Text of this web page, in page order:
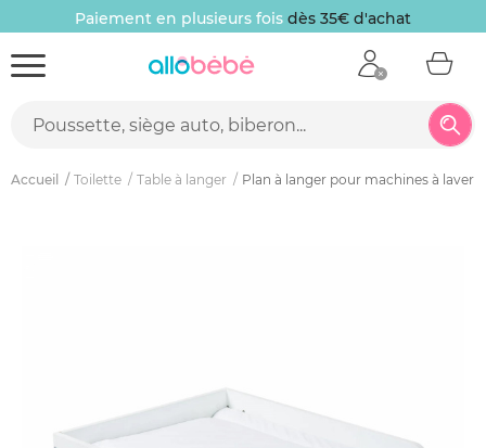
Paiement en plusieurs fois dès 35€ d'achat
Accueil Toilette Table à langer Plan à langer pour machines à laver